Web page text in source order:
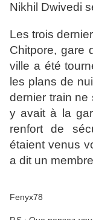
Nikhil Dwivedi
Les trois
Chitpore, gare
ville a été
les plans de
dernier train ne
y avait à la
renfort de
étaient venus
a dit un
Fenyx78